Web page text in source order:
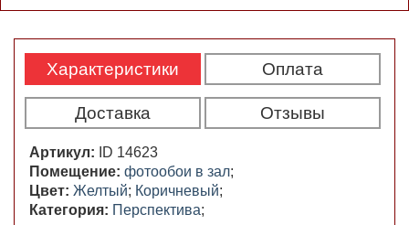
Характеристики Оплата
Доставка Отзывы
Артикул:
ID 14623
Помещение: фотообои в зал;
Цвет: Желтый; Коричневый;
Категория: Перспектива;